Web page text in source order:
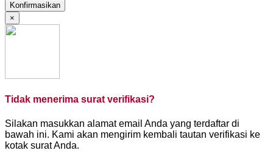
Konfirmasikan
×
Tidak menerima surat verifikasi?
Silakan masukkan alamat email Anda yang terdaftar di
bawah ini. Kami akan mengirim kembali tautan verifikasi ke
kotak surat Anda.